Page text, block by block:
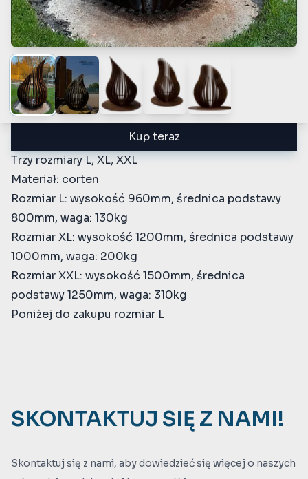
Kup teraz
Trzy rozmiary L, XL, XXL
Materiał: corten
Rozmiar L: wysokość 960mm, średnica podstawy
800mm, waga: 130kg
Rozmiar XL: wysokość 1200mm, średnica podstawy
1000mm, waga: 200kg
Rozmiar XXL: wysokość 1500mm, średnica
podstawy 1250mm, waga: 310kg
Poniżej do zakupu rozmiar L
SKONTAKTUJ SIĘ Z NAMI!
Skontaktuj się z nami, aby dowiedzieć się więcej o naszych